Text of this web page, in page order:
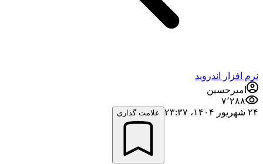
نرم افزار اندروید
امیرحسین
۷٬۲۸۸
۲۴ شهریور ۱۴۰۴،‏ ۲۳:۳۷
علامت گذاری